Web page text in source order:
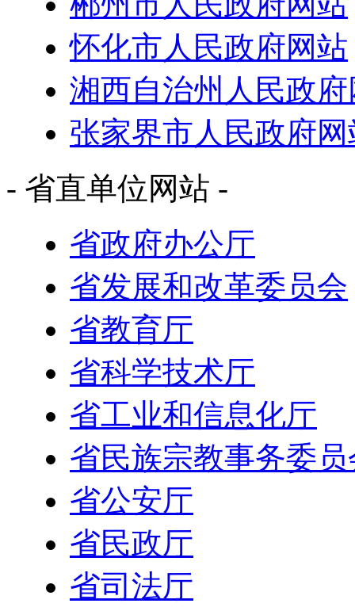
怀化市人民政府网站
湘西自治州人民政
张家界市人民政府网
- 省直单位网站 -
省政府办公厅
省发展和改革委员会
省教育厅
省科学技术厅
省工业和信息化厅
省民族宗教事务委员
省公安厅
省民政厅
省司法厅